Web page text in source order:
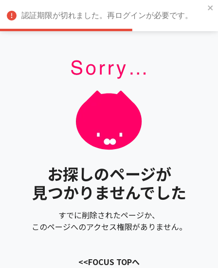
お探しのページが
見つかりませんでした
すでに削除されたページか、
このページへのアクセス権限がありません。
<<FOCUS TOPへ
認証期限が切れました。再ログインが必要です。